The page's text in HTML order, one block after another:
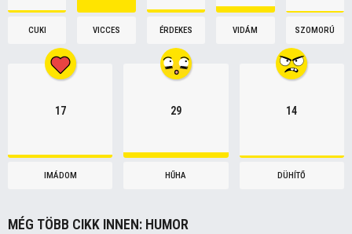
CUKI VICCES ÉRDEKES VIDÁM SZOMORÚ
17
IMÁDOM
29
HŰHA
14
DÜHÍTŐ
MÉG TÖBB CIKK INNEN: HUMOR